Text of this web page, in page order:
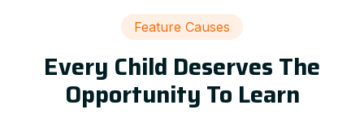
Feature Causes
Every Child Deserves The
Opportunity To Learn